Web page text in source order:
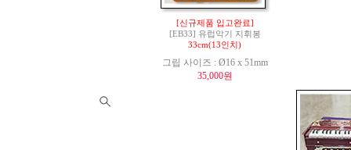
[신규제품 입고완료]
[EB33] 유럽악기 지휘봉
33cm(13인치)
그립 사이즈 : Ø16 x 51mm
35,000원